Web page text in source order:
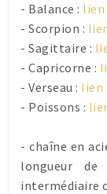
- Balance : lien
- Scorpion :
- Sagittaire :
- Capricorne :
- Verseau : lien
- Poissons :
- chaîne en
longueur
intermédiaire